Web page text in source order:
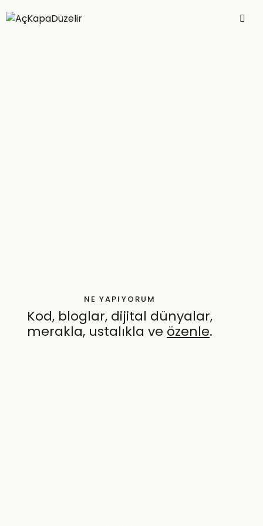
NE YAPIYORUM
Kod, bloglar, dijital dünyalar,
merakla, ustalıkla ve özenle.